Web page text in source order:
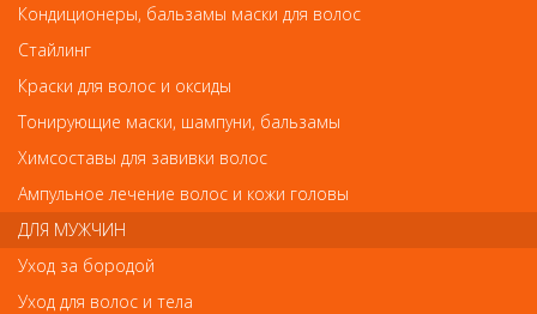
Нож металлический для триммера Dewal Jet Trim, 5 мм
Нож металлический для триммера Dewal Jet
Trim, 5 мм
Арт.03-136
875руб.-
Кондиционеры, бальзамы маски для волос
Стайлинг
Краски для волос и оксиды
Тонирующие маски, шампуни, бальзамы
Химсоставы для завивки волос
Ампульное лечение волос и кожи головы
ДЛЯ МУЖЧИН
Уход за бородой
Уход для волос и тела